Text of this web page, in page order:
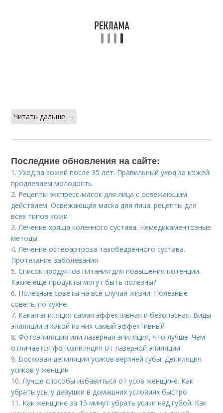
Читать дальше →
Последние обновления на сайте:
1.Уход за кожей после 35 лет. Правильный уход за кожей:
продлеваем молодость
2. Рецепты экспресс-масок для лица с освежающим
действием. Освежающая маска для лица: рецепты для
всех типов кожи
3.Лечение хряща коленного сустава. Немедикаментозные
методы
4.Лечение остеоартроза тазобедренного сустава.
Протекание заболевания
5.Список продуктов питания для повышения потенции.
Какие еще продукты могут быть полезны?
6. Полезные советы на все случаи жизни. Полезные
советы по кухне
7. Какая эпиляция самая эффективная и безопасная. Виды
эпиляции и какой из них самый эффективный
8.Фотоэпиляция или лазерная эпиляция, что лучше. Чем
отличается фотоэпиляция от лазерной эпиляции
9. Восковая депиляция усиков верхней губы. Депиляция
усиков у женщин
10.Лучше способы избавиться от усов женщине. Как
убрать усы у девушки в домашних условиях быстро
11. Как женщине за 15 минут убрать усики над губой. Как